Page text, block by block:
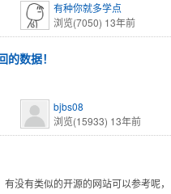
有种你就多学点
浏览(7050) 13年前
数据！
bjbs08
浏览(15933) 13年前
没有类似的开源的网站可以参考呢，